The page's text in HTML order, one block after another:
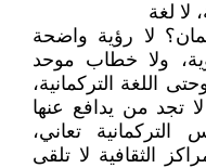
لا لغة
لا رؤية واضحة
ولا خطاب موحد
اللغة التركمانية،
لا تجد من يدافع عنها
تعاني،
الثقافية لا تلقى